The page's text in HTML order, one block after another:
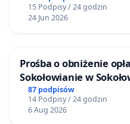
15 Podpisy / 24 godzin
24 Jun 2026
Prośba o obniżenie
Sokołowianie w
87 podpisów
14 Podpisy / 24 godzin
6 Aug 2026